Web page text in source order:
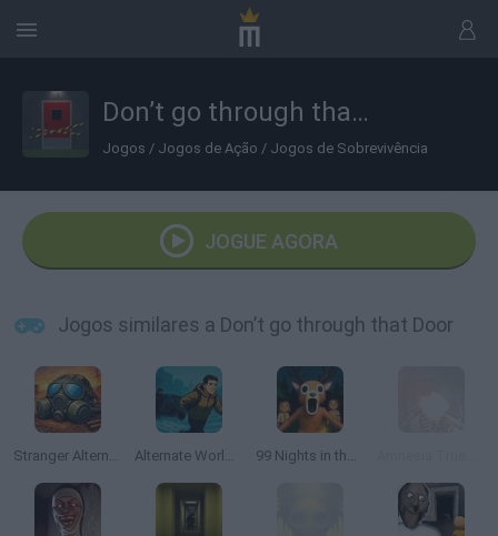
Don’t go through that Door
Jogos / Jogos de Ação / Jogos de Sobrevivência
JOGUE AGORA
Jogos similares a Don’t go through that Door
Stranger Alternate World Alternate World: Age of Dead 99 Nights in the Forest: Horror Multiplayer